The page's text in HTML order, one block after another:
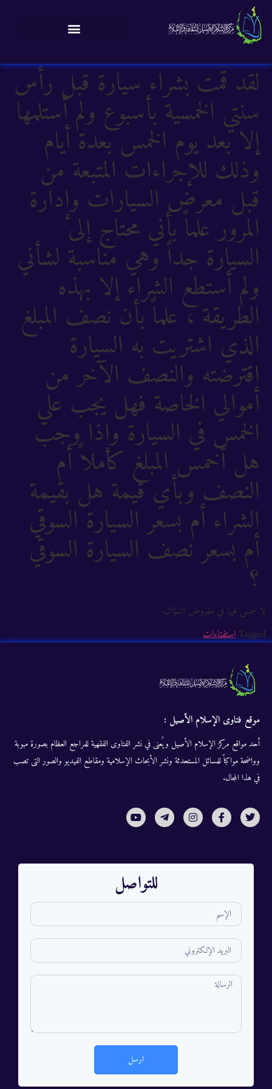
لقد قمت بشراء سيارة قبل رأس
سنتي الخمسية بأسبوع ولم أستلمها
إلا بعد يوم الخمس بعدة أيام
وذلك للإجراءات المتبعة من
قبل معرض السيارات وإدارة
المرور علماً بأني محتاج إلى
السيارة جداً وهي مناسبة لشأني
ولم أستطع الشراء إلا بهذه
الطريقة ، علماً بأن نصف المبلغ
الذي اشتريت به السيارة
اقترضته والنصف الآخر من
أموالي الخاصة فهل يجب علي
الخمس في السيارة وإذا وجب
هل أخمس المبلغ كاملاً أم
النصف وبأي قيمة هل بقيمة
الشراء أم بسعر السيارة السوقي
أم بسعر نصف السيارة السوقي
؟
لا خمس فيها في مفروض السؤال.
Taggedاستفتاءات
موقع فتاوى الإسلام الأصيل :
أحد مواقع مركز الإسلام الأصيل ويُعنى في نشر الفتاوى الفقهية للمراجع العظام بصورة مبوبة
وواضحة مواكباً للمسائل المستحدثة ونشر الأبحاث الإسلامية ومقاطع الفيديو والصور التى تصب
في هذا المجال.
للتواصل
ارسل